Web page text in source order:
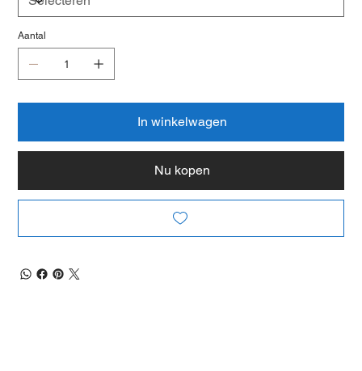
Aantal
In winkelwagen
Nu kopen